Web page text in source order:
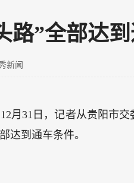
路”全部达
新闻
12月31日，记者从贵阳市
达到通车条件。